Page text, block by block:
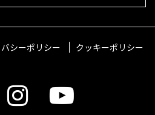
シーポリシー クッキーポリシー